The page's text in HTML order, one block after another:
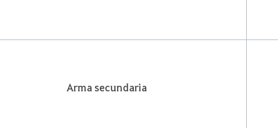
Arma secundaria